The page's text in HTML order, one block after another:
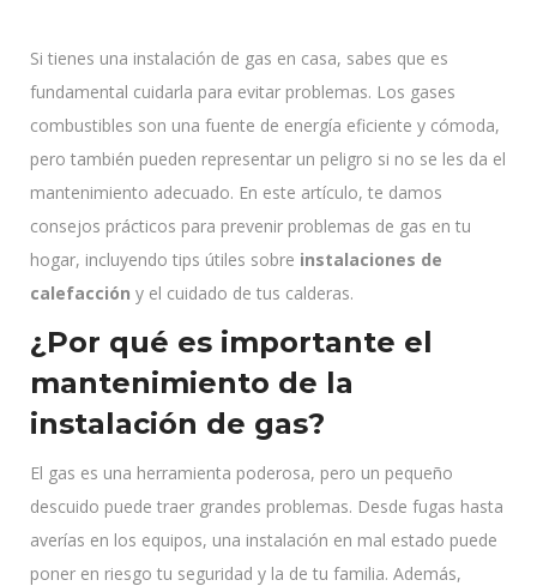
Si tienes una instalación de gas en casa, sabes que es
fundamental cuidarla para evitar problemas. Los gases
combustibles son una fuente de energía eficiente y cómoda,
pero también pueden representar un peligro si no se les da el
mantenimiento adecuado. En este artículo, te damos
consejos prácticos para prevenir problemas de gas en tu
hogar, incluyendo tips útiles sobre instalaciones de
calefacción y el cuidado de tus calderas.
¿Por qué es importante el
mantenimiento de la
instalación de gas?
El gas es una herramienta poderosa, pero un pequeño
descuido puede traer grandes problemas. Desde fugas hasta
averías en los equipos, una instalación en mal estado puede
poner en riesgo tu seguridad y la de tu familia. Además,